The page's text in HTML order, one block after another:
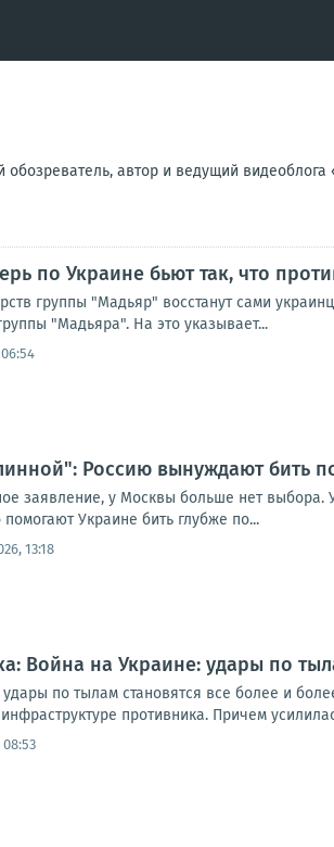
обозреватель, автор и ведущий видеоблога
по Украине бьют так, что
группы "Мадьяр" восстанут сами
"Мадьяра". На это указывает...
Россию вынуждают бить
заявление, у Москвы больше нет выбора.
Украине бить глубже по...
13:18
Война на Украине: удары по
по тылам становятся все более и
противника. Причем
08:53